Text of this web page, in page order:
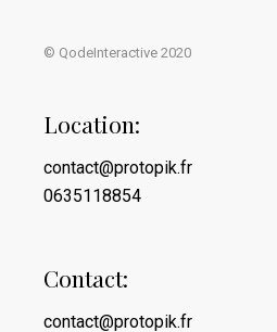
© QodeInteractive 2020
Location:
contact@protopik.fr
0635118854
Contact:
contact@protopik.fr